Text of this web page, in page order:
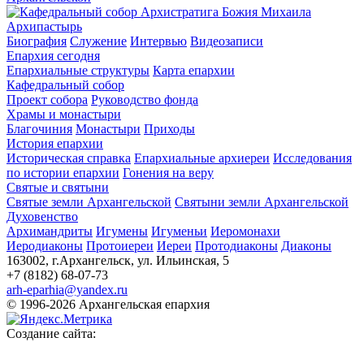
Архипастырь
Биография Служение Интервью Видеозаписи
Епархия сегодня
Епархиальные структуры Карта епархии
Кафедральный собор
Проект собора Руководство фонда
Храмы и монастыри
Благочиния Монастыри Приходы
История епархии
Историческая справка Епархиальные архиереи Исследования
по истории епархии Гонения на веру
Святые и святыни
Святые земли Архангельской Святыни земли Архангельской
Духовенство
Архимандриты Игумены Игуменьи Иеромонахи
Иеродиаконы Протоиереи Иереи Протодиаконы Диаконы
163002, г.Архангельск, ул. Ильинская, 5
+7 (8182) 68-07-73
arh-eparhia@yandex.ru
© 1996-2026 Архангельская епархия
Создание сайта: